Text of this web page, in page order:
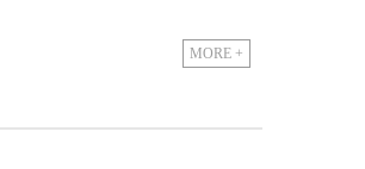
MORE +